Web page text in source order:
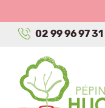
02 99 96 97 31